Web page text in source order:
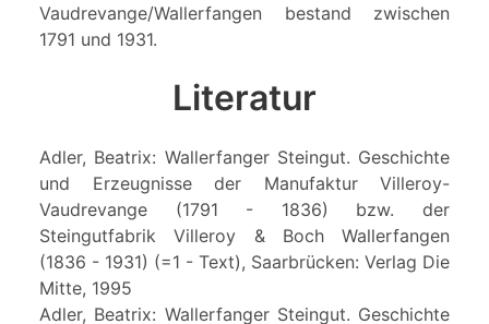
Vaudrevange/Wallerfangen bestand zwischen
1791 und 1931.
Literatur
Adler, Beatrix: Wallerfanger Steingut. Geschichte
und Erzeugnisse der Manufaktur Villeroy-
Vaudrevange (1791 - 1836) bzw. der
Steingutfabrik Villeroy & Boch Wallerfangen
(1836 - 1931) (=1 - Text), Saarbrücken: Verlag Die
Mitte, 1995
Adler, Beatrix: Wallerfanger Steingut. Geschichte